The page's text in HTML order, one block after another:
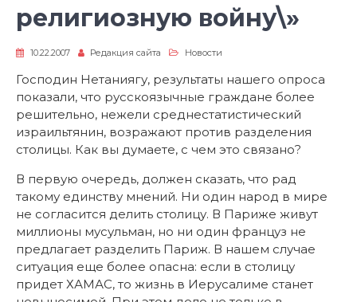
религиозную войну\»
10.22.2007 Редакция сайта Новости
Господин Нетаниягу, результаты нашего опроса
показали, что русскоязычные граждане более
решительно, нежели среднестатистический
израильтянин, возражают против разделения
столицы. Как вы думаете, с чем это связано?
В первую очередь, должен сказать, что рад
такому единству мнений. Ни один народ в мире
не согласится делить столицу. В Париже живут
миллионы мусульман, но ни один француз не
предлагает разделить Париж. В нашем случае
ситуация еще более опасна: если в столицу
придет ХАМАС, то жизнь в Иерусалиме станет